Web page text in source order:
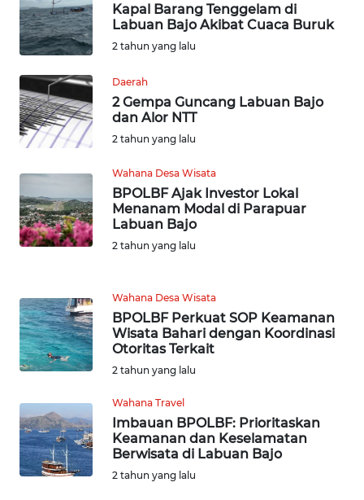
Kapal Barang Tenggelam di
Labuan Bajo Akibat Cuaca Buruk
2 tahun yang lalu
Daerah
2 Gempa Guncang Labuan Bajo
dan Alor NTT
2 tahun yang lalu
Wahana Desa Wisata
BPOLBF Ajak Investor Lokal
Menanam Modal di Parapuar
Labuan Bajo
2 tahun yang lalu
Wahana Desa Wisata
BPOLBF Perkuat SOP Keamanan
Wisata Bahari dengan Koordinasi
Otoritas Terkait
2 tahun yang lalu
Wahana Travel
Imbauan BPOLBF: Prioritaskan
Keamanan dan Keselamatan
Berwisata di Labuan Bajo
2 tahun yang lalu
TENGAH
WN DELI
WN
TEBING
TINGGI
PAKPAK
WN
WN
BEKASI
WN
WN
DEPOK